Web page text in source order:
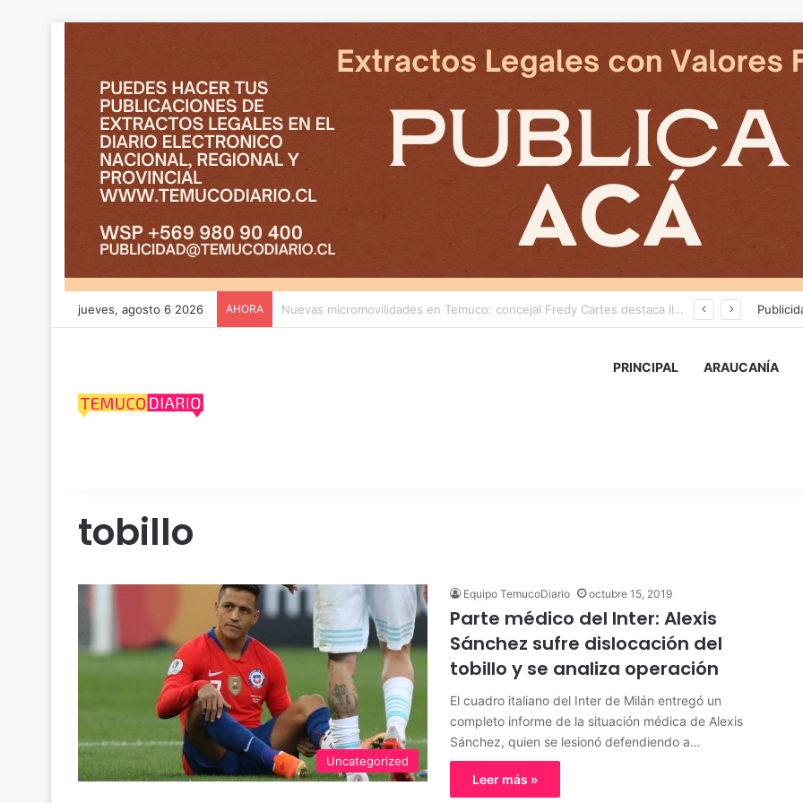
jueves, agosto 6 2026 AHORA Delegado Presidencial: «durante los próximos días se pronostican bajas temperaturas e incluso nevadas en algunos sectores de la Región»
PRINCIPAL ARAUCANÍA
tobillo
Uncategorized
Equipo TemucoDiario octubre 15, 2019
Parte médico del Inter: Alexis
Sánchez sufre dislocación del
tobillo y se analiza operación
El cuadro italiano del Inter de Milán entregó un
completo informe de la situación médica de Alexis
Sánchez, quien se lesionó defendiendo a…
Leer más »